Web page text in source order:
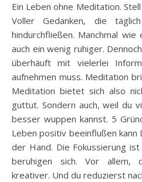
Ein Leben ohne Meditation. Stell dir einmal deinen Kopf vor.
Voller Gedanken, die
hindurchfließen. Manchmal wie
auch ein wenig ruhiger.
überhäuft mit vielerlei
aufnehmen muss. Meditation
Meditation bietet sich also
guttut. Sondern auch, weil du
besser wuppen kannst. 5
Leben positiv beeinflußen
der Hand. Die Fokussierung
beruhigen sich. Vor allem,
kreativer. Und du reduzierst